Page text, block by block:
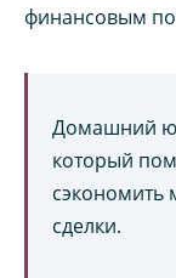
финансовым
Домашний
который
сэкономить
сделки.